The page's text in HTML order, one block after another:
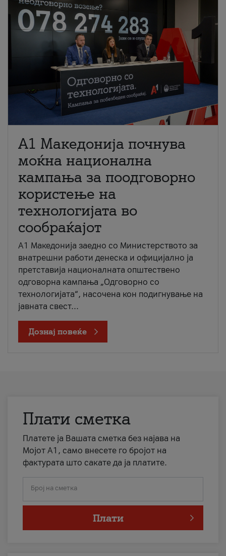
A1 Македонија почнува
моќна национална
кампања за поодговорно
користење на
технологијата во
сообраќајот
A1 Македонија заедно со Министерството за
внатрешни работи денеска и официјално ја
претставија националната општествено
одговорна кампања „Одговорно со
технологијата“, насочена кон подигнување на
јавната свест...
Дознај повеќе
Плати сметка
Платете ја Вашата сметка без најава на
Мојот А1, само внесете го бројот на
фактурата што сакате да ја платите.
Број на сметка
Плати